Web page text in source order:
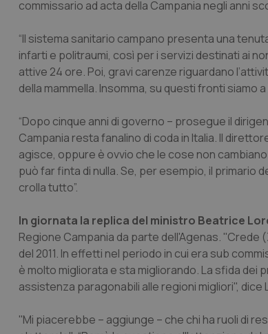
commissario ad acta della Campania negli anni
“Il sistema sanitario campano presenta una
infarti e politraumi, così per i servizi destinati ai
attive 24 ore. Poi, gravi carenze riguardano
della mammella. Insomma, su questi fronti siamo
“Dopo cinque anni di governo – prosegue il
Campania resta fanalino di coda in Italia. Il
agisce, oppure è ovvio che le cose non
può far finta di nulla. Se, per esempio, il primario
crolla tutto”.
In giornata la replica del ministro Beatrice
Regione Campania da parte dell'Agenas. ''Crede
del 2011. In effetti nel periodo in cui era sub
è molto migliorata e sta migliorando. La sfida dei
assistenza paragonabili alle regioni migliori", dice
''Mi piacerebbe – aggiunge – che chi ha ruoli di